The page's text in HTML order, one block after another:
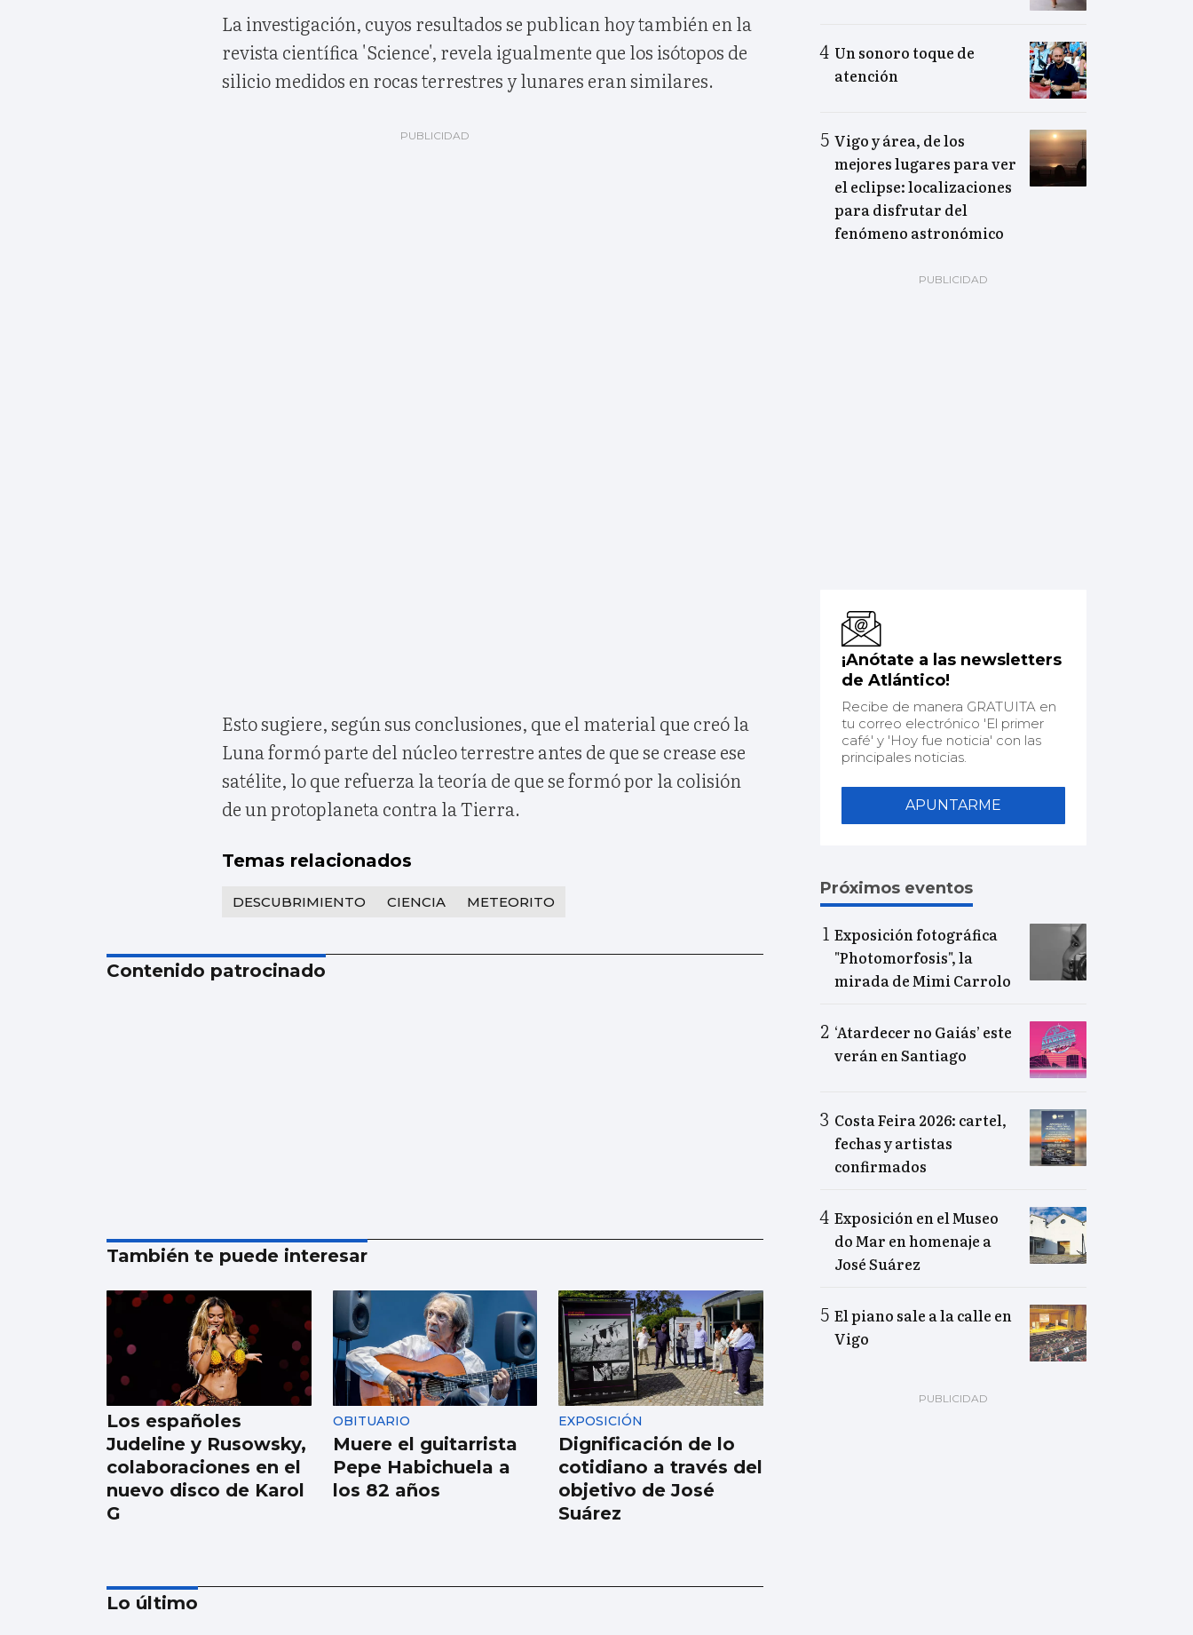
La investigación, cuyos resultados se publican hoy también en la
revista científica 'Science', revela igualmente que los isótopos de
silicio medidos en rocas terrestres y lunares eran similares.
Esto sugiere, según sus conclusiones, que el material que creó la
Luna formó parte del núcleo terrestre antes de que se crease ese
satélite, lo que refuerza la teoría de que se formó por la colisión
de un protoplaneta contra la Tierra.
Temas relacionados
DESCUBRIMIENTO CIENCIA METEORITO
Contenido patrocinado
También te puede interesar
Los españoles
Judeline y Rusowsky,
colaboraciones en el
nuevo disco de Karol
G
OBITUARIO
Muere el guitarrista
Pepe Habichuela a
los 82 años
EXPOSICIÓN
Dignificación de lo
cotidiano a través del
objetivo de José
Suárez
Lo último
Un sonoro toque de
atención
Vigo y área, de los
mejores lugares para ver
el eclipse: localizaciones
para disfrutar del
fenómeno astronómico
¡Anótate a las newsletters
de Atlántico!
Recibe de manera GRATUITA en
tu correo electrónico 'El primer
café' y 'Hoy fue noticia' con las
principales noticias.
APUNTARME
Próximos eventos
Exposición fotográfica
"Photomorfosis", la
mirada de Mimi Carrolo
‘Atardecer no Gaiás’ este
verán en Santiago
Costa Feira 2026: cartel,
fechas y artistas
confirmados
Exposición en el Museo
do Mar en homenaje a
José Suárez
El piano sale a la calle en
Vigo